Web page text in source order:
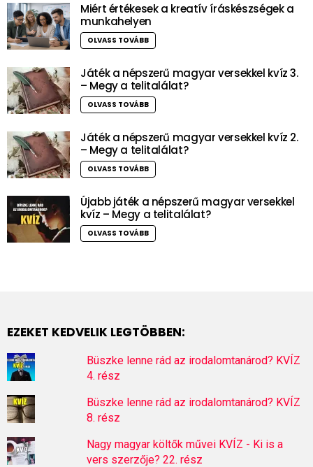
Miért értékesek a kreatív íráskészségek a
munkahelyen
OLVASS TOVÁBB
Játék a népszerű magyar versekkel kvíz 3.
– Megy a telitalálat?
OLVASS TOVÁBB
Játék a népszerű magyar versekkel kvíz 2.
– Megy a telitalálat?
OLVASS TOVÁBB
Újabb játék a népszerű magyar versekkel
kvíz – Megy a telitalálat?
OLVASS TOVÁBB
EZEKET KEDVELIK LEGTÖBBEN:
Büszke lenne rád az irodalomtanárod? KVÍZ
4. rész
Büszke lenne rád az irodalomtanárod? KVÍZ
8. rész
Nagy magyar költők művei KVÍZ - Ki is a
vers szerzője? 22. rész